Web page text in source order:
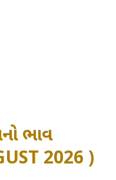
ભાવ
2026 )